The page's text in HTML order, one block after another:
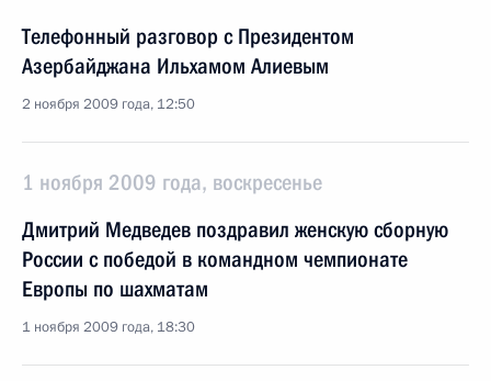
Телефонный разговор с Президентом
Азербайджана Ильхамом Алиевым
2 ноября 2009 года, 12:50
1 ноября 2009 года, воскресенье
Дмитрий Медведев поздравил женскую сборную
России с победой в командном чемпионате
Европы по шахматам
1 ноября 2009 года, 18:30